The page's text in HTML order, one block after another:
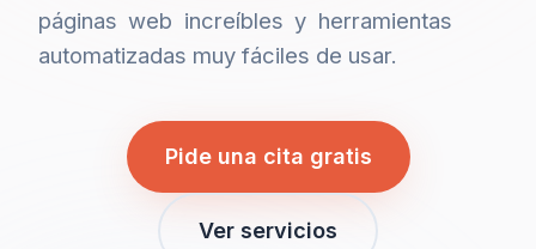
páginas web increíbles y herramientas
automatizadas muy fáciles de usar.
Pide una cita gratis
Ver servicios